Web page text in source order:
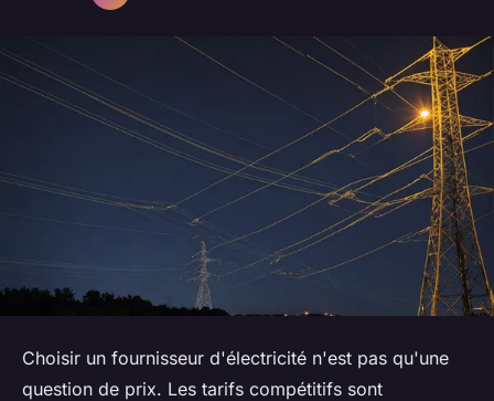
Choisir un fournisseur d'électricité n'est pas qu'une
question de prix. Les tarifs compétitifs sont